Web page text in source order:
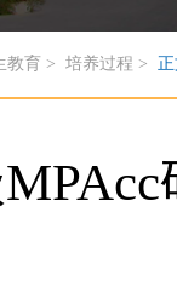
教育 > 培养过程 >